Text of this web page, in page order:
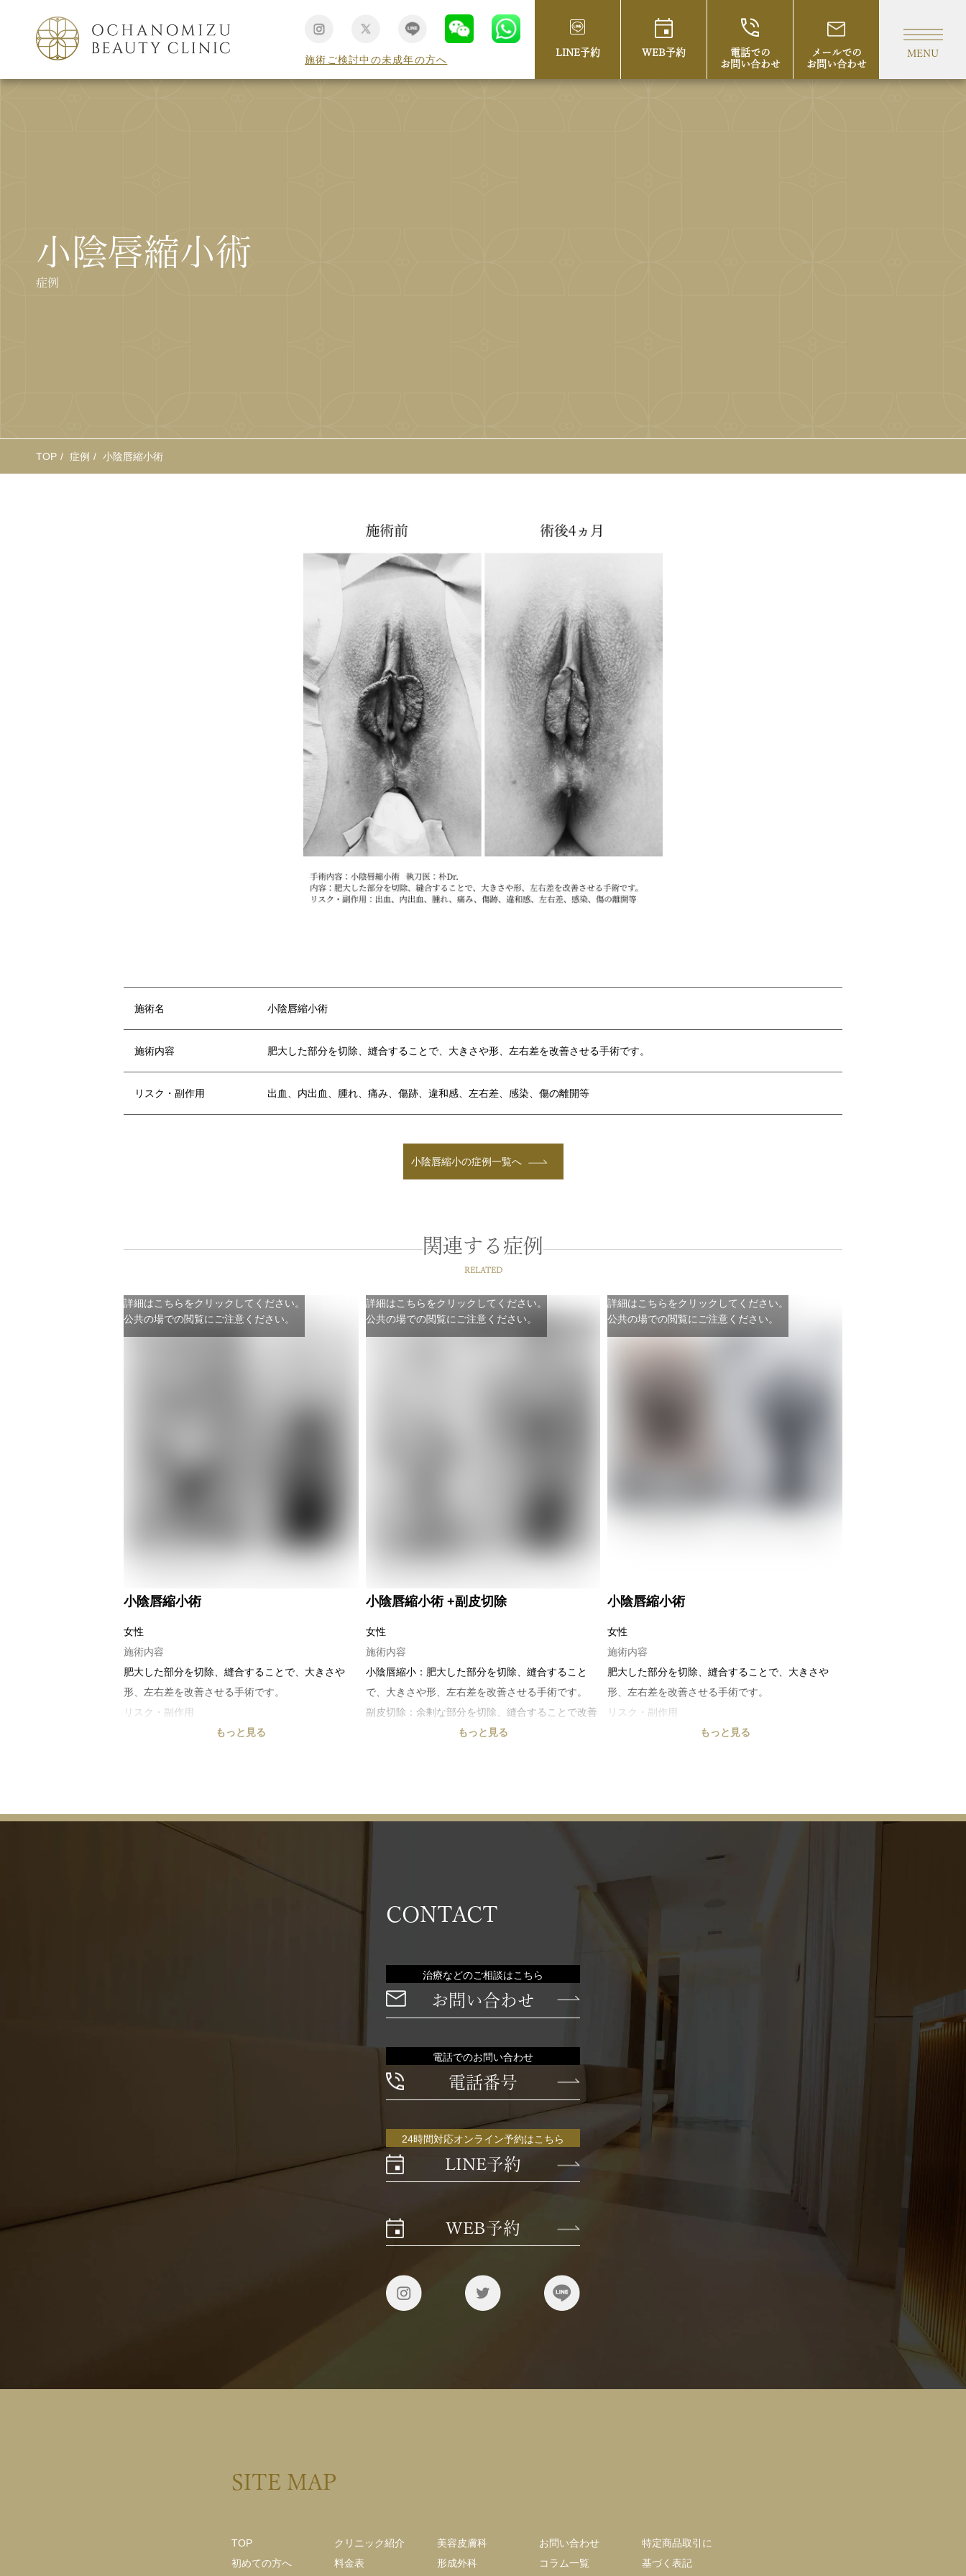
施術ご検討中の未成年の方へ
LINE予約 WEB予約
電話での
お問い合わせ
メールでの
お問い合わせ
MENU
小陰唇縮小術
症例
TOP 症例 小陰唇縮小術
施術名 小陰唇縮小術
施術内容 肥大した部分を切除、縫合することで、大きさや形、左右差を改善させる手術です。
リスク・副作用 出血、内出血、腫れ、痛み、傷跡、違和感、左右差、感染、傷の離開等
小陰唇縮小の症例一覧へ
関連する症例
RELATED
詳細はこちらをクリックしてください。
公共の場での閲覧にご注意ください。
小陰唇縮小術
女性
施術内容
肥大した部分を切除、縫合することで、大きさや
形、左右差を改善させる手術です。
リスク・副作用
出血、内出血、腫れ、痛み、傷跡、違和感、左右
もっと見る
詳細はこちらをクリックしてください。
公共の場での閲覧にご注意ください。
小陰唇縮小術 +副皮切除
女性
施術内容
小陰唇縮小：肥大した部分を切除、縫合すること
で、大きさや形、左右差を改善させる手術です。
副皮切除：余剰な部分を切除、縫合することで改善
もっと見る
詳細はこちらをクリックしてください。
公共の場での閲覧にご注意ください。
小陰唇縮小術
女性
施術内容
肥大した部分を切除、縫合することで、大きさや
形、左右差を改善させる手術です。
リスク・副作用
出血、内出血、腫れ、痛み、傷跡、違和感、左右
もっと見る
CONTACT
治療などのご相談はこちら
お問い合わせ
電話でのお問い合わせ
電話番号
24時間対応オンライン予約はこちら
LINE予約
WEB予約
SITE MAP
TOP
初めての方へ
クリニック紹介
料金表
美容皮膚科
形成外科
お問い合わせ
コラム一覧
特定商品取引に
基づく表記